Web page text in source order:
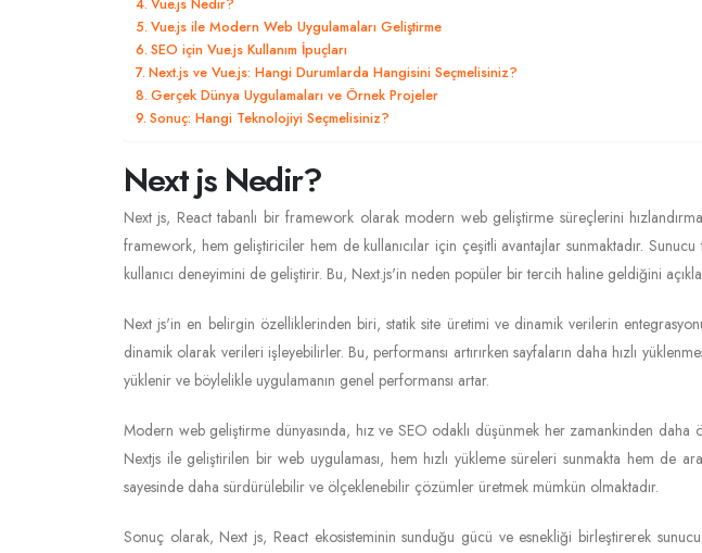
Vue.js ile Modern Web Uygulamaları Geliştirme
SEO için Vue.js Kullanım İpuçları
Next.js ve Vue.js: Hangi Durumlarda Hangisini Seçmelisiniz?
Gerçek Dünya Uygulamaları ve Örnek Projeler
Sonuç: Hangi Teknolojiyi Seçmelisiniz?
Next js Nedir?
Next js, React tabanlı bir framework olarak modern web geliştirme süreçlerini
framework, hem geliştiriciler hem de kullanıcılar için çeşitli avantajlar sunmaktadır. Sunucu
kullanıcı deneyimini de geliştirir. Bu, Next.js'in neden popüler bir tercih haline geldiğini
Next js'in en belirgin özelliklerinden biri, statik site üretimi ve dinamik verilerin
dinamik olarak verileri işleyebilirler. Bu, performansı artırırken sayfaların daha hızlı
yüklenir ve böylelikle uygulamanın genel performansı artar.
Modern web geliştirme dünyasında, hız ve SEO odaklı düşünmek her zamankinden
Nextjs ile geliştirilen bir web uygulaması, hem hızlı yükleme süreleri sunmakta hem de
sayesinde daha sürdürülebilir ve ölçeklenebilir çözümler üretmek mümkün olmaktadır.
Sonuç olarak, Next js, React ekosisteminin sunduğu gücü ve esnekliği birleştirerek